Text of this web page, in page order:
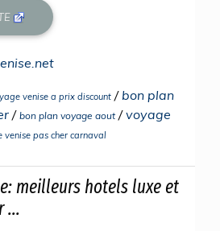
venise a prix discount / bon plan
/ bon plan voyage aout/voyage
venise pas cher carnaval
meilleurs hotels luxe et
...